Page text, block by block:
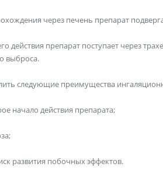
через печень препарат
действия препарат поступает через
выброса.
следующие преимущества
начало действия препарата;
развития побочных эффектов.